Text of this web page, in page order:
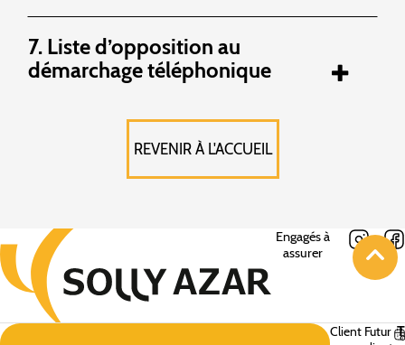
7. Liste d’opposition au
démarchage téléphonique
REVENIR À L'ACCUEIL
Engagés à
assurer
Client Futur